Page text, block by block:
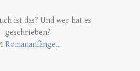
ist das? Und wer hat es
geschrieben?
Romananfänge…